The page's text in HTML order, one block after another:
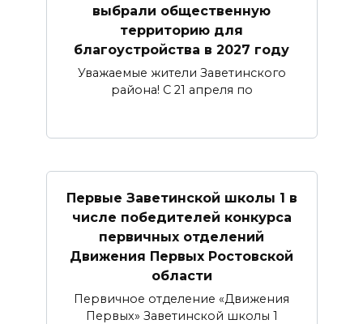
выбрали общественную
территорию для
благоустройства в 2027 году
Уважаемые жители Заветинского
района! С 21 апреля по
Первые Заветинской школы 1 в
числе победителей конкурса
первичных отделений
Движения Первых Ростовской
области
Первичное отделение «Движения
Первых» Заветинской школы 1